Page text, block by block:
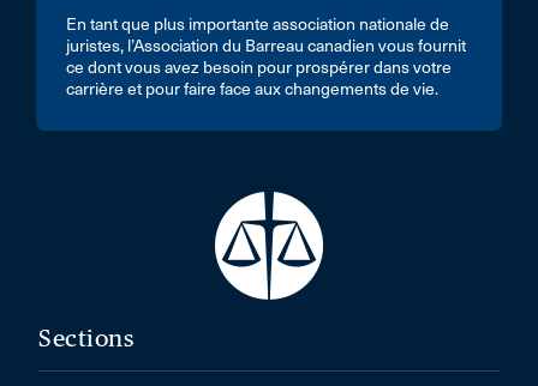
En tant que plus importante association nationale de
juristes, l’Association du Barreau canadien vous fournit
ce dont vous avez besoin pour prospérer dans votre
carrière et pour faire face aux changements de vie.
Sections